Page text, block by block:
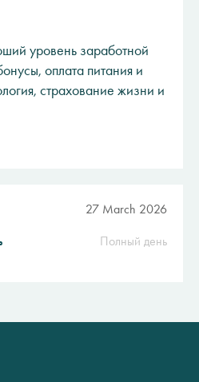
уровень заработной
оплата питания и
страхование жизни и
27 March 2026
Полный день